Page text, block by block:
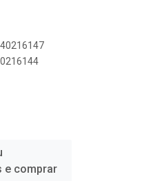
e comprar